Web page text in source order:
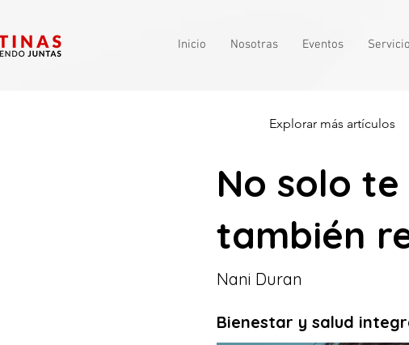
Inicio Nosotras Eventos
Explorar más artículos
No solo
también
Nani Duran
Bienestar y salud